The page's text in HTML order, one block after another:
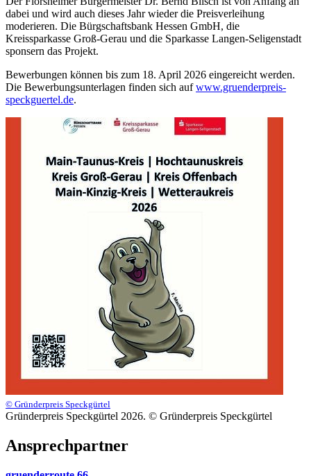
dabei und wird auch dieses Jahr wieder die Preisverleihung
moderieren. Die Bürgschaftsbank Hessen GmbH, die
Kreissparkasse Groß-Gerau und die Sparkasse Langen-Seligenstadt
sponsern das Projekt.
Bewerbungen können bis zum 18. April 2026 eingereicht werden.
Die Bewerbungsunterlagen finden sich aufwww.gruenderpreis-
speckguertel.de.
© Gründerpreis Speckgürtel
Gründerpreis Speckgürtel 2026. © Gründerpreis Speckgürtel
Ansprechpartner